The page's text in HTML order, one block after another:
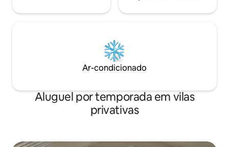
Ar-condicionado
Aluguel por temporada em vilas
privativas